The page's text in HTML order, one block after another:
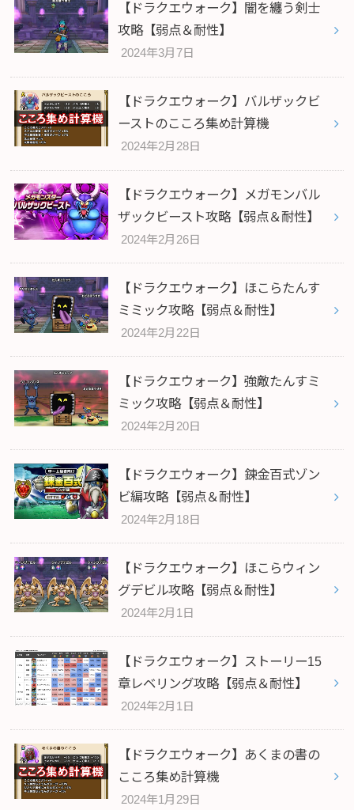
【ドラクエウォーク】闇を纏う剣士
攻略【弱点＆耐性】
2024年3月7日
【ドラクエウォーク】バルザックビ
ーストのこころ集め計算機
2024年2月28日
【ドラクエウォーク】メガモンバル
ザックビースト攻略【弱点＆耐性】
2024年2月26日
【ドラクエウォーク】ほこらたんす
ミミック攻略【弱点＆耐性】
2024年2月22日
【ドラクエウォーク】強敵たんすミ
ミック攻略【弱点＆耐性】
2024年2月20日
【ドラクエウォーク】錬金百式ゾン
ビ編攻略【弱点＆耐性】
2024年2月18日
【ドラクエウォーク】ほこらウィン
グデビル攻略【弱点＆耐性】
2024年2月1日
【ドラクエウォーク】ストーリー15
章レベリング攻略【弱点＆耐性】
2024年2月1日
【ドラクエウォーク】あくまの書の
こころ集め計算機
2024年1月29日